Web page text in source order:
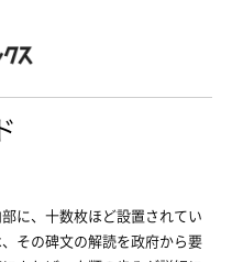
に、十数枚ほど設置されてい
その碑文の解読を政府から要